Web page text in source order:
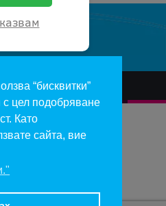
“бисквитки”
цел подобряване
Като
сайта, вие
Доставка
условия за ползване
фиксирания курс 1 € = 1.95583 лв.